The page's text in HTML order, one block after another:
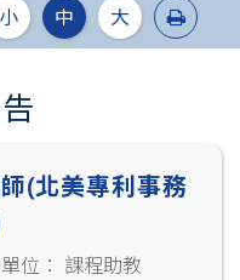
小 中 大 列印
(北美專利事務
位： 課程助教